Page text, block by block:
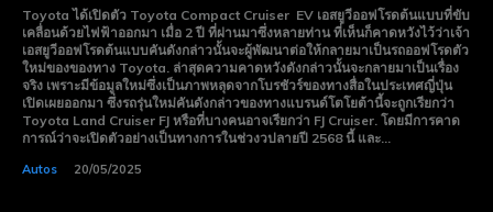
Toyota ได้เปิดตัว Toyota Compact Cruiser EV เอสยูวีออฟโรดต้นแบบที่ขับ
เคลื่อนด้วยไฟฟ้าออกมา เมื่อ 2 ปี ที่ผ่านมาซึ่งหลายท่าน ที่เห็นก็คาดหวังไว้ว่าเจ้า
เอสยูวีออฟโรดต้นแบบคันดังกล่าวนั้นจะผู้พัฒนาต่อให้กลายมาเป็นรถออฟโรดตัว
ใหม่ของของทาง Toyota. ล่าสุดความคาดหวังดังกล่าวนั้นจะกลายมาเป็นเรื่อง
จริง เพราะมีข้อมูลใหม่ซึ่งเป็นภาพหลุดจากโบรชัวร์ของทางสื่อในประเทศญี่ปุ่น
เปิดเผยออกมา ซึ่งรถรุ่นใหม่คันดังกล่าวของทางแบรนด์โตโยต้านี้จะถูกเรียกว่า
Toyota Land Cruiser FJ หรือที่บางคนอาจเรียกว่า FJ Cruiser. โดยมีการคาด
การณ์ว่าจะเปิดตัวอย่างเป็นทางการในช่วงวปลายปี 2568 นี้ และ...
Autos 20/05/2025